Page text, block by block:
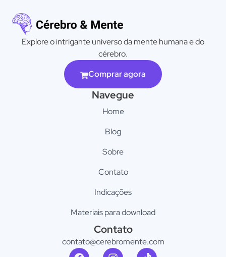
Explore o intrigante universo da mente humana e do
cérebro.
Comprar agora
Navegue
Home
Blog
Sobre
Contato
Indicações
Materiais para download
Contato
contato@cerebromente.com​